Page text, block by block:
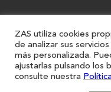
ZAS utiliza cookies
de analizar sus
más personalizada.
ajustarlas pulsando los
consulte nuestra